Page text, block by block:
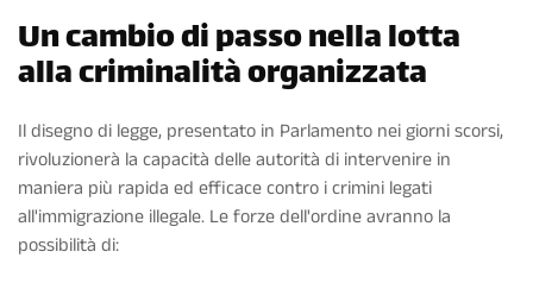
Un cambio di passo nella lotta
alla criminalità organizzata
Il disegno di legge, presentato in Parlamento nei giorni scorsi,
rivoluzionerà la capacità delle autorità di intervenire in
maniera più rapida ed efficace contro i crimini legati
all'immigrazione illegale. Le forze dell'ordine avranno la
possibilità di: